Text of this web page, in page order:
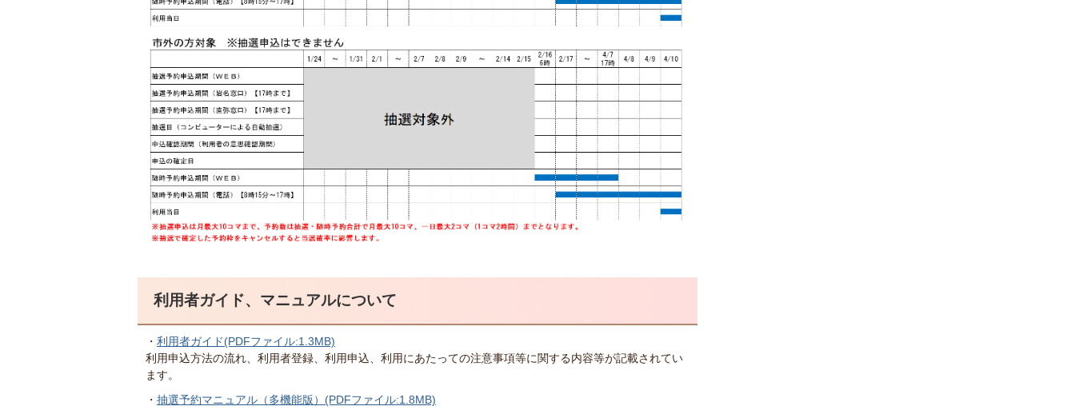
利用者ガイド、マニュアルについて
・ 利用者ガイド(PDFファイル:1.3MB)
利用申込方法の流れ、利用者登録、利用申込、利用にあたっての注意事項等に関する内容等が記載されてい
ます。
・ 抽選予約マニュアル（多機能版）(PDFファイル:1.8MB)